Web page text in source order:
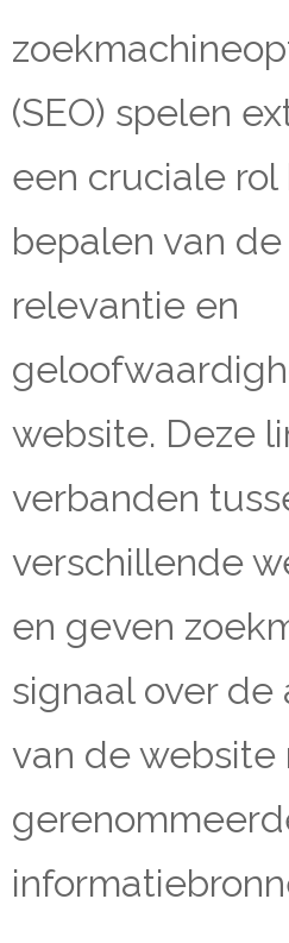
(SEO) spelen
een cruciale rol
bepalen van
relevantie en
website. Deze
verbanden
verschillende
en geven
signaal over de
van de